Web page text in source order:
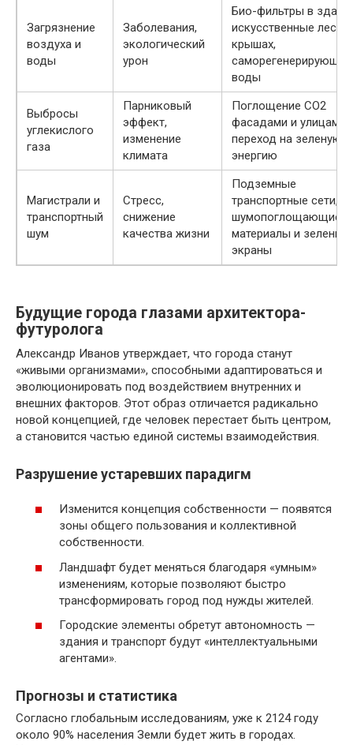
Загрязнение
воздуха и
воды
Заболевания,
экологический
урон
Био-фильтры в
искусственные леса
крышах,
воды
Выбросы
углекислого
газа
Парниковый
эффект,
изменение
климата
Поглощение СO2
фасадами и улицами,
переход на зеленую
энергию
Магистрали и
транспортный
шум
Стресс,
снижение
качества жизни
Подземные
транспортные сети,
шумопоглощающие
материалы и зеленые
экраны
Будущие города глазами архитектора-
футуролога
Александр Иванов утверждает, что города станут
«живыми организмами», способными адаптироваться и
эволюционировать под воздействием внутренних и
внешних факторов. Этот образ отличается радикально
новой концепцией, где человек перестает быть центром,
а становится частью единой системы взаимодействия.
Разрушение устаревших парадигм
Изменится концепция собственности — появятся
зоны общего пользования и коллективной
собственности.
Ландшафт будет меняться благодаря «умным»
изменениям, которые позволяют быстро
трансформировать город под нужды жителей.
Городские элементы обретут автономность —
здания и транспорт будут «интеллектуальными
агентами».
Прогнозы и статистика
Согласно глобальным исследованиям, уже к 2124 году
около 90% населения Земли будет жить в городах.